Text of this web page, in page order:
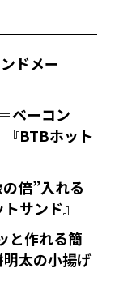
ドメー
ベーコン
BTBホット
倍”入れる
サンド』
と作れる簡
太の小揚げ